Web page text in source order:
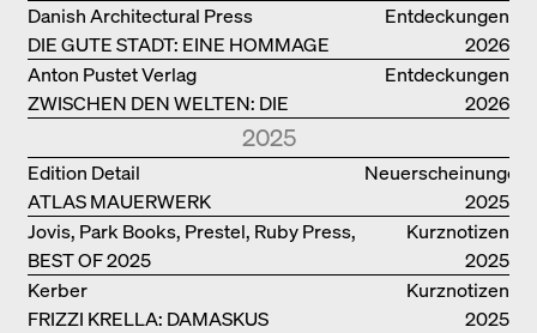
Entdeckungen
DIE GUTE STADT: EINE HOMMAGE
DES MENSCHENFREUNDS JAN GEHL
Danish Architectural Press
2026
Entdeckungen
ZWISCHEN DEN WELTEN: DIE
POWER-ARCHITEKTIN ELIZABETH
SCHEU CLOSE
Anton Pustet Verlag
2026
2025
Neuerscheinungen
ATLAS MAUERWERK
Edition Detail
2025
Kurznotizen
BEST OF 2025
Jovis, Park Books, Prestel, Ruby Press,
Scheidegger Spiess, Steidl, Thames &
Hudson, Walther König
2025
Kurznotizen
FRIZZI KRELLA: DAMASKUS
Kerber
2025